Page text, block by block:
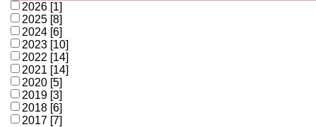
2026 [1]
2025 [8]
2024 [6]
2023 [10]
2022 [14]
2021 [14]
2020 [5]
2019 [3]
2018 [6]
2017 [7]